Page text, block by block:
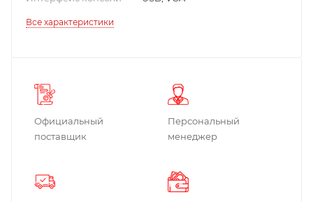
Все характеристики
Официальный
поставщик
Персональный
менеджер